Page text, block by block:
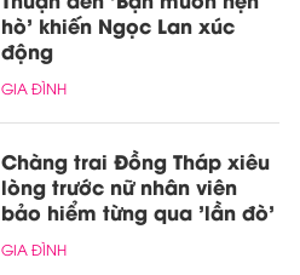
hò' khiến Ngọc Lan xúc
động
GIA ĐÌNH
Chàng trai Đồng Tháp xiêu
lòng trước nữ nhân viên
bảo hiểm từng qua 'lần đò'
GIA ĐÌNH